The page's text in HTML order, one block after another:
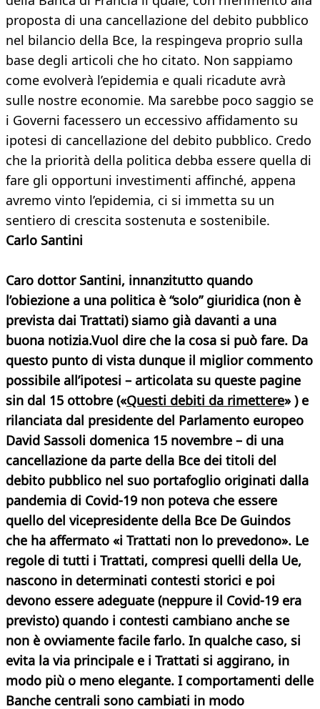
proposta di una cancellazione del debito pubblico
nel bilancio della Bce, la respingeva proprio sulla
base degli articoli che ho citato. Non sappiamo
come evolverà l’epidemia e quali ricadute avrà
sulle nostre economie. Ma sarebbe poco saggio se
i Governi facessero un eccessivo affidamento su
ipotesi di cancellazione del debito pubblico. Credo
che la priorità della politica debba essere quella di
fare gli opportuni investimenti affinché, appena
avremo vinto l’epidemia, ci si immetta su un
sentiero di crescita sostenuta e sostenibile.
Carlo Santini
Caro dottor Santini, innanzitutto quando
l’obiezione a una politica è “solo” giuridica (non è
prevista dai Trattati) siamo già davanti a una
buona notizia.Vuol dire che la cosa si può fare. Da
questo punto di vista dunque il miglior commento
possibile all’ipotesi – articolata su queste pagine
sin dal 15 ottobre («Questi debiti da rimettere» ) e
rilanciata dal presidente del Parlamento europeo
David Sassoli domenica 15 novembre – di una
cancellazione da parte della Bce dei titoli del
debito pubblico nel suo portafoglio originati dalla
pandemia di Covid-19 non poteva che essere
quello del vicepresidente della Bce De Guindos
che ha affermato «i Trattati non lo prevedono». Le
regole di tutti i Trattati, compresi quelli della Ue,
nascono in determinati contesti storici e poi
devono essere adeguate (neppure il Covid-19 era
previsto) quando i contesti cambiano anche se
non è ovviamente facile farlo. In qualche caso, si
evita la via principale e i Trattati si aggirano, in
modo più o meno elegante. I comportamenti delle
Banche centrali sono cambiati in modo